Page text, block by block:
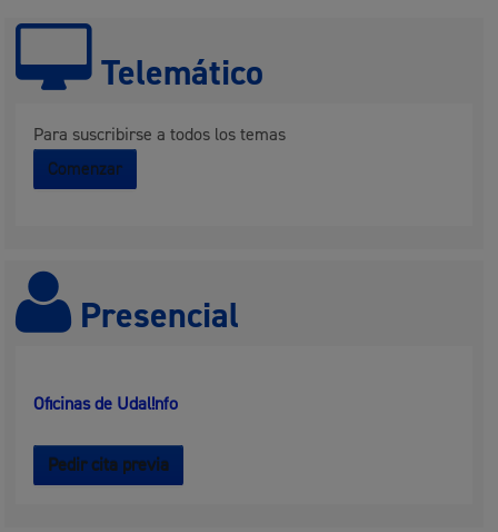
Telemático
Para suscribirse a todos los temas
Comenzar
Presencial
Oficinas de Udal!nfo
Pedir cita previa